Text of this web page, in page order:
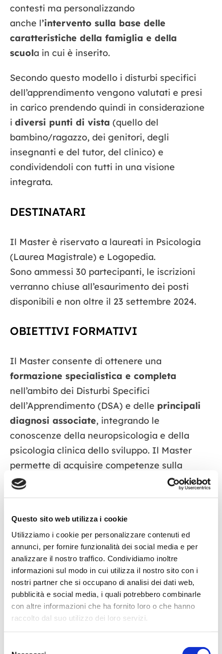
Questo sito web utilizza i cookie
Utilizziamo i cookie per personalizzare contenuti ed
annunci, per fornire funzionalità dei social media e per
analizzare il nostro traffico. Condividiamo inoltre
informazioni sul modo in cui utilizza il nostro sito con i
nostri partner che si occupano di analisi dei dati web,
pubblicità e social media, i quali potrebbero combinarle
con altre informazioni che ha fornito loro o che hanno
raccolto dal suo utilizzo dei loro servizi.
contesti ma personalizzando
anche l’intervento sulla base delle
caratteristiche della famiglia e della
scuola in cui è inserito.
Secondo questo modello i disturbi specifici
dell’apprendimento vengono valutati e presi
in carico prendendo quindi in considerazione
i diversi punti di vista (quello del
bambino/ragazzo, dei genitori, degli
insegnanti e del tutor, del clinico) e
condividendoli con tutti in una visione
integrata.
DESTINATARI
Il Master è riservato a laureati in Psicologia
(Laurea Magistrale) e Logopedia.
Sono ammessi 30 partecipanti, le iscrizioni
verranno chiuse all’esaurimento dei posti
disponibili e non oltre il 23 settembre 2024.
OBIETTIVI FORMATIVI
Il Master consente di ottenere una
formazione specialistica e completa
nell’ambito dei Disturbi Specifici
dell’Apprendimento (DSA) e delle principali
diagnosi associate, integrando le
conoscenze della neuropsicologia e della
psicologia clinica dello sviluppo. Il Master
permette di acquisire competenze sulla
valutazione e riabilitazione
dei DSA
nell’intero ciclo di vita, dalla prima infanzia
integra gli aspettineuropsicologici ed
emotivo-relazionalee prevede il
coinvolgimento di genitori, insegnanti e tutor.
SBOCCHI PROFESSIONALI
Il Master consente al professionista di
acquisire le competenze necessarie per